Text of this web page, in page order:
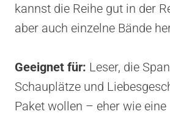
kannst die Reihe gut in der
aber auch einzelne Bände
Geeignet für: Leser, die
Schauplätze und
Paket wollen – eher wie eine